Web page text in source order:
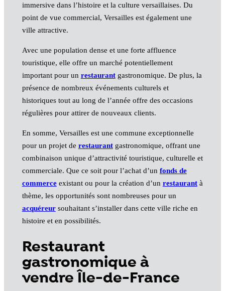
immersive dans l’histoire et la culture versaillaises. Du
point de vue commercial, Versailles est également une
ville attractive.
Avec une population dense et une forte affluence
touristique, elle offre un marché potentiellement
important pour un restaurantgastronomique. De plus, la
présence de nombreux événements culturels et
historiques tout au long de l’année offre des occasions
régulières pour attirer de nouveaux clients.
En somme, Versailles est une commune exceptionnelle
pour un projet de restaurantgastronomique, offrant une
combinaison unique d’attractivité touristique, culturelle et
commerciale. Que ce soit pour l’achat d’un fonds de
commerceexistant ou pour la création d’un restaurantà
thème, les opportunités sont nombreuses pour un
acquéreursouhaitant s’installer dans cette ville riche en
histoire et en possibilités.
Restaurant
gastronomique à
vendre Île-de-France